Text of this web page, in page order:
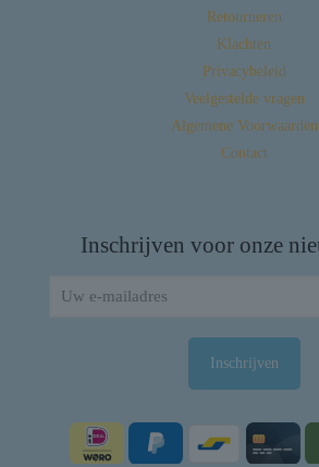
Retourneren
Klachten
Privacybeleid
Veelgestelde vragen
Algemene Voorwaarden
Contact
Inschrijven voor onze